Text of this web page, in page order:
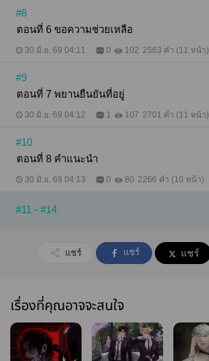
#8
ตอนที่ 6 ขอความช่วยเหลือ
30 มิ.ย. 69 04:11 0 102 2563 คำ (11 หน้า)
#9
ตอนที่ 7 พยานยืนยันที่อยู่
30 มิ.ย. 69 04:12 1 107 2701 คำ (11 หน้า)
#10
ตอนที่ 8 คำแนะนำ
30 มิ.ย. 69 04:13 0 80 2266 คำ (10 หน้า)
#11 - #14
แชร์ แชร์ แชร์
เรื่องที่คุณอาจจะสนใจ